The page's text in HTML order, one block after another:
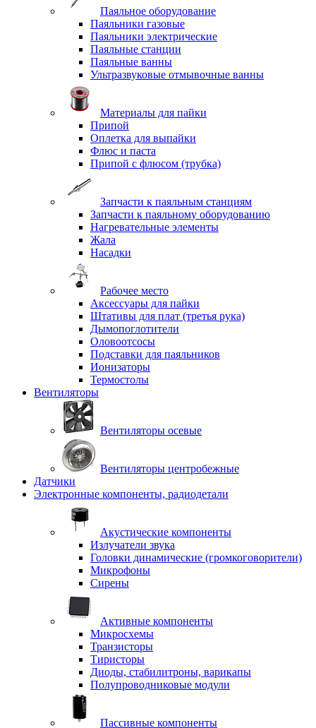
Паяльное оборудование
Паяльники газовые
Паяльники электрические
Паяльные станции
Паяльные ванны
Ультразвуковые отмывочные ванны
Материалы для пайки
Припой
Оплетка для выпайки
Флюс и паста
Припой с флюсом (трубка)
Запчасти к паяльным станциям
Запчасти к паяльному оборудованию
Нагревательные элементы
Жала
Насадки
Рабочее место
Аксессуары для пайки
Штативы для плат (третья рука)
Дымопоглотители
Оловоотсосы
Подставки для паяльников
Ионизаторы
Термостолы
Вентиляторы
Вентиляторы осевые
Вентиляторы центробежные
Датчики
Электронные компоненты, радиодетали
Акустические компоненты
Излучатели звука
Головки динамические (громкоговорители)
Микрофоны
Сирены
Активные компоненты
Микросхемы
Транзисторы
Тиристоры
Диоды, стабилитроны, варикапы
Полупроводниковые модули
Пассивные компоненты